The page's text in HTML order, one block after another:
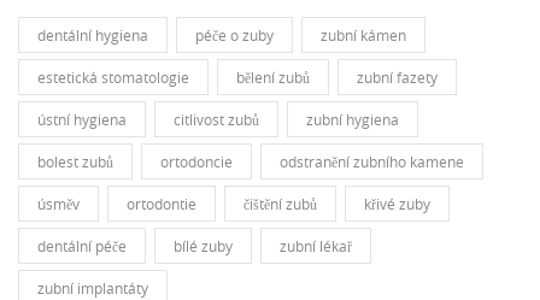
dentální hygiena péče o zuby zubní kámen
estetická stomatologie bělení zubů zubní fazety
ústní hygiena citlivost zubů zubní hygiena
bolest zubů ortodoncie odstranění zubního kamene
úsměv ortodontie čištění zubů křivé zuby
dentální péče bílé zuby zubní lékař
zubní implantáty